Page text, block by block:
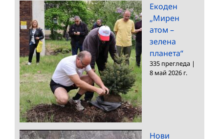
Екоден
„Мирен
атом –
зелена
планета“
335 прегледа |
8 май 2026 г.
Нови